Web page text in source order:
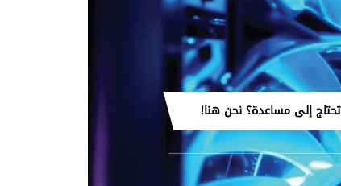
إلى مساعدة؟ نحن هنا!